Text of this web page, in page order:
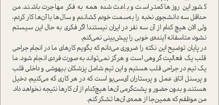
کشور این روزها کمتر ا‌ست و باعث شده همه به فکر مهاجرت باشند. من
حداقل سه دانشجوی نخبه را به‌سمت خودم کشاندم و سال‌ها با آن‌ها کار کردم،
ولی الان هیچ کدام از آن سه نفر در ایران نیستند! اگر فکری به حال این سیستم
نشود، متاسفانه آینده‌ی خوبی را پیش‌بینی نمی‌کنم.
در پایان توضیح این نکته را ضروری می‌دانم که بگویم کارهای ما در انجام جراحی
قلب یک فعالیت گروهی ا‌ست و هرگز نمی‌تواند به‌صورت فردی انجام شود. ما
یک تیم در جراحی قلب هستیم و این تیم شامل پزشکان بیهوشی و داخلی قلب
و پرسنل اتاق عمل و پرستاران آی‌سی‌یو ا‌ست که در هر کاری که می‌کنیم، دخیل
هستند‌.و بدون حضور و پشت‌گرمی آن‌ها هیچ‌کدام از آن کارها نتیجه نخواهد داد.
من موظفم که همین‌جا از همه‌ی آن‌ها تشکر کنم.